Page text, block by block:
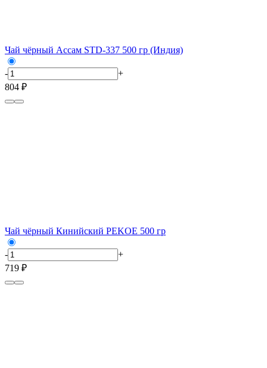
Чай чёрный Ассам STD-337 500 гр (Индия)
-
+
804 ₽
Чай чёрный Кинийский PEKOE 500 гр
-
+
719 ₽